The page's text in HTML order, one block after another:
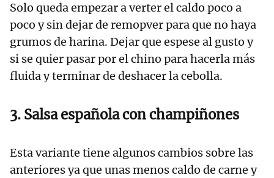
Solo queda empezar a verter el caldo poco a
poco y sin dejar de remopver para que no haya
grumos de harina. Dejar que espese al gusto y
si se quier pasar por el chino para hacerla más
fluida y terminar de deshacer la cebolla.
3. Salsa española con champiñones
Esta variante tiene algunos cambios sobre las
anteriores ya que unas menos caldo de carne y